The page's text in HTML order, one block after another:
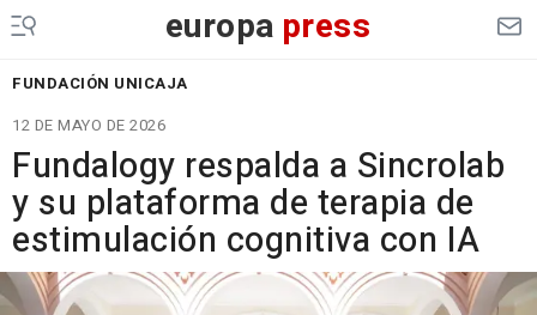
europa press
FUNDACIÓN UNICAJA
12 DE MAYO DE 2026
Fundalogy respalda a Sincrolab
y su plataforma de terapia de
estimulación cognitiva con IA